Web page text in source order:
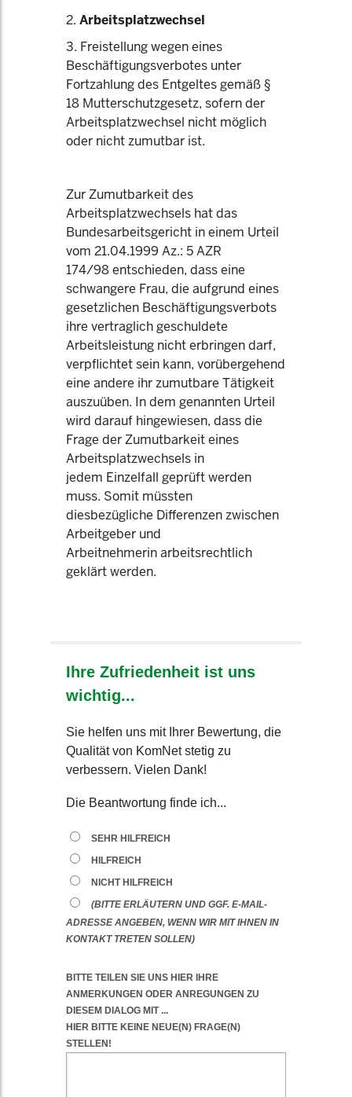
2. Arbeitsplatzwechsel
3. Freistellung wegen eines
Beschäftigungsverbotes unter
Fortzahlung des Entgeltes gemäß §
18 Mutterschutzgesetz, sofern der
Arbeitsplatzwechsel nicht möglich
oder nicht zumutbar ist.
Zur Zumutbarkeit des
Arbeitsplatzwechsels hat das
Bundesarbeitsgericht in einem Urteil
vom 21.04.1999 Az.: 5 AZR
174/98 entschieden, dass eine
schwangere Frau, die aufgrund eines
gesetzlichen Beschäftigungsverbots
ihre vertraglich geschuldete
Arbeitsleistung nicht erbringen darf,
verpflichtet sein kann, vorübergehend
eine andere ihr zumutbare Tätigkeit
auszuüben. In dem genannten Urteil
wird darauf hingewiesen, dass die
Frage der Zumutbarkeit eines
Arbeitsplatzwechsels in
jedem Einzelfall geprüft werden
muss. Somit müssten
diesbezügliche Differenzen zwischen
Arbeitgeber und
Arbeitnehmerin arbeitsrechtlich
geklärt werden.